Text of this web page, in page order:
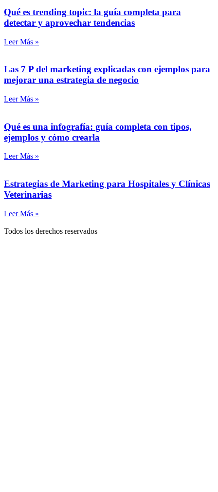
Qué es trending topic: la guía completa para
detectar y aprovechar tendencias
Leer Más »
Las 7 P del marketing explicadas con ejemplos para
mejorar una estrategia de negocio
Leer Más »
Qué es una infografía: guía completa con tipos,
ejemplos y cómo crearla
Leer Más »
Estrategias de Marketing para Hospitales y Clínicas
Veterinarias
Leer Más »
Todos los derechos reservados